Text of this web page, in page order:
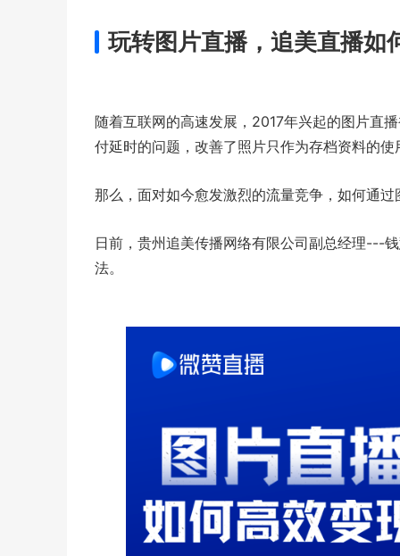
玩转图片直播，追美直播如何实现
随着互联网的高速发展，2017年兴起的图片直
付延时的问题，改善了照片只作为存档资料的使
那么，面对如今愈发激烈的流量竞争，如何通
日前，贵州追美传播网络有限公司副总经理---
法。